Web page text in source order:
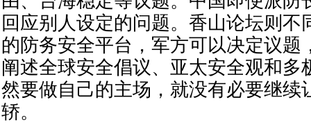
回应别人设定的问题。香山论坛则不
的防务安全平台，军方可以决定议题
阐述全球安全倡议、亚太安全观和多
然要做自己的主场，就没有必要继续
轿。